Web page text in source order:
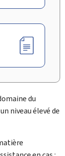
du
niveau élevé de